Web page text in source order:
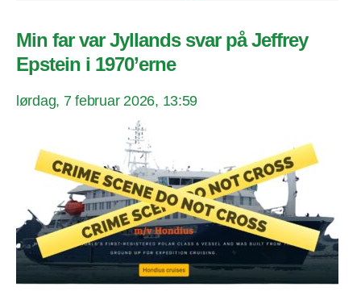
Min far var Jyllands svar på Jeffrey
Epstein i 1970’erne
lørdag, 7 februar 2026, 13:59